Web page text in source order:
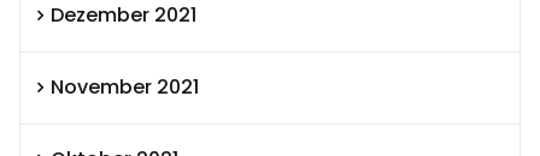
Dezember 2021
November 2021